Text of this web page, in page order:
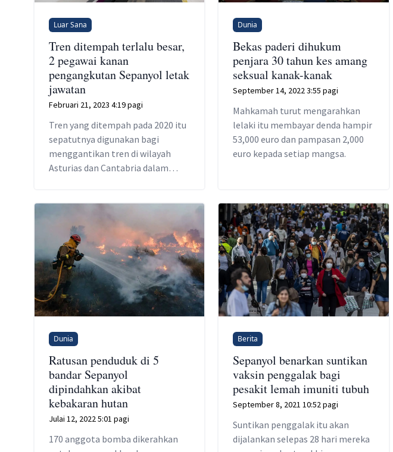
Luar Sana
Tren ditempah terlalu besar,
2 pegawai kanan
pengangkutan Sepanyol letak
jawatan
Februari 21, 2023 4:19 pagi
Tren yang ditempah pada 2020 itu
sepatutnya digunakan bagi
menggantikan tren di wilayah
Asturias dan Cantabria dalam
Dunia
Bekas paderi dihukum
penjara 30 tahun kes amang
seksual kanak-kanak
September 14, 2022 3:55 pagi
Mahkamah turut mengarahkan
lelaki itu membayar denda hampir
53,000 euro dan pampasan 2,000
euro kepada setiap mangsa.
Dunia
Ratusan penduduk di 5
bandar Sepanyol
dipindahkan akibat
kebakaran hutan
Julai 12, 2022 5:01 pagi
170 anggota bomba dikerahkan
Berita
Sepanyol benarkan suntikan
vaksin penggalak bagi
pesakit lemah imuniti tubuh
September 8, 2021 10:52 pagi
Suntikan penggalak itu akan
dijalankan selepas 28 hari mereka